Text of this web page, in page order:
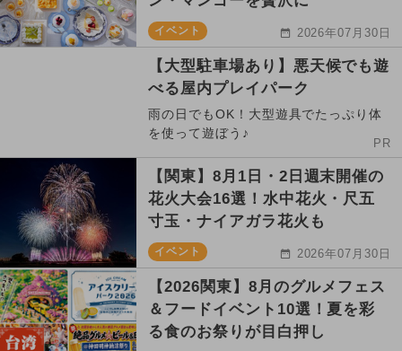
イベント 2026年07月30日
【大型駐車場あり】悪天候でも遊
べる屋内プレイパーク
雨の日でもOK！大型遊具でたっぷり体
を使って遊ぼう♪
PR
【関東】8月1日・2日週末開催の
花火大会16選！水中花火・尺五
寸玉・ナイアガラ花火も
イベント 2026年07月30日
【2026関東】8月のグルメフェス
＆フードイベント10選！夏を彩
る食のお祭りが目白押し